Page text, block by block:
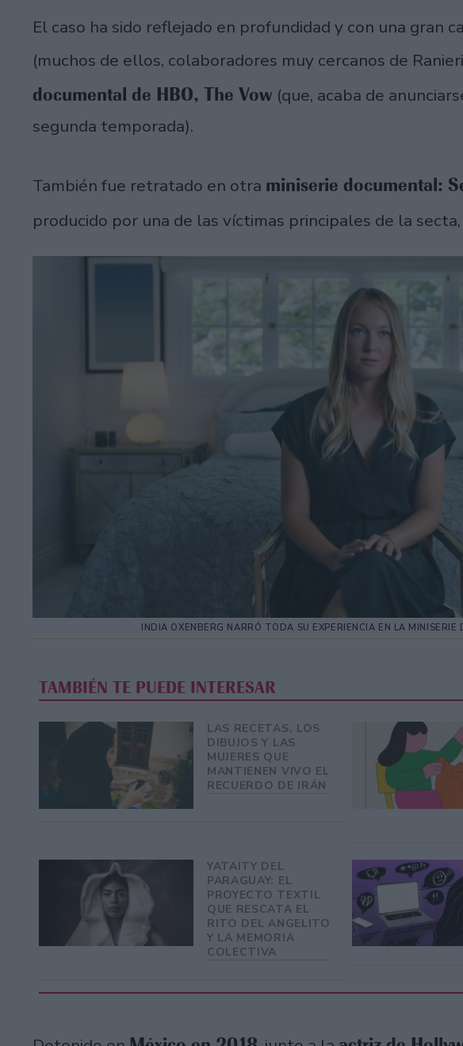
El caso ha sido reflejado en profundidad y con una gran
(muchos de ellos, colaboradores muy cercanos de
documental de HBO, The Vow (que, acaba de
segunda temporada).
También fue retratado en otra miniserie documental:
producido por una de las víctimas principales de la
INDIA OXENBERG NARRÓ TODA SU EXPERIENCIA EN LA MINISERIE
TAMBIÉN TE PUEDE INTERESAR
LAS RECETAS, LOS
DIBUJOS Y LAS
MUJERES QUE
MANTIENEN VIVO EL
RECUERDO DE IRÁN
YATAITY DEL
PARAGUAY: EL
PROYECTO TEXTIL
QUE RESCATA EL
RITO DEL ANGELITO
Y LA MEMORIA
COLECTIVA